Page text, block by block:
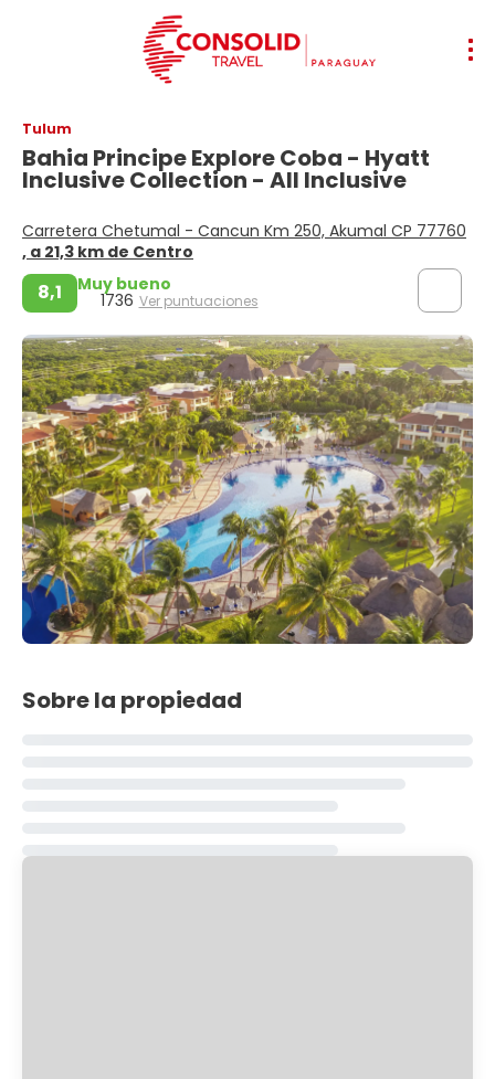
Tulum
Bahia Principe Explore Coba - Hyatt
Inclusive Collection - All Inclusive
Carretera Chetumal - Cancun Km 250, Akumal CP 77760
, a 21,3 km de Centro
8,1 Muy bueno
1736 Ver puntuaciones
Sobre la propiedad